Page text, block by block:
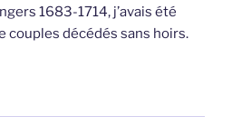
1683-1714, j’avais été
couples décédés sans hoirs.